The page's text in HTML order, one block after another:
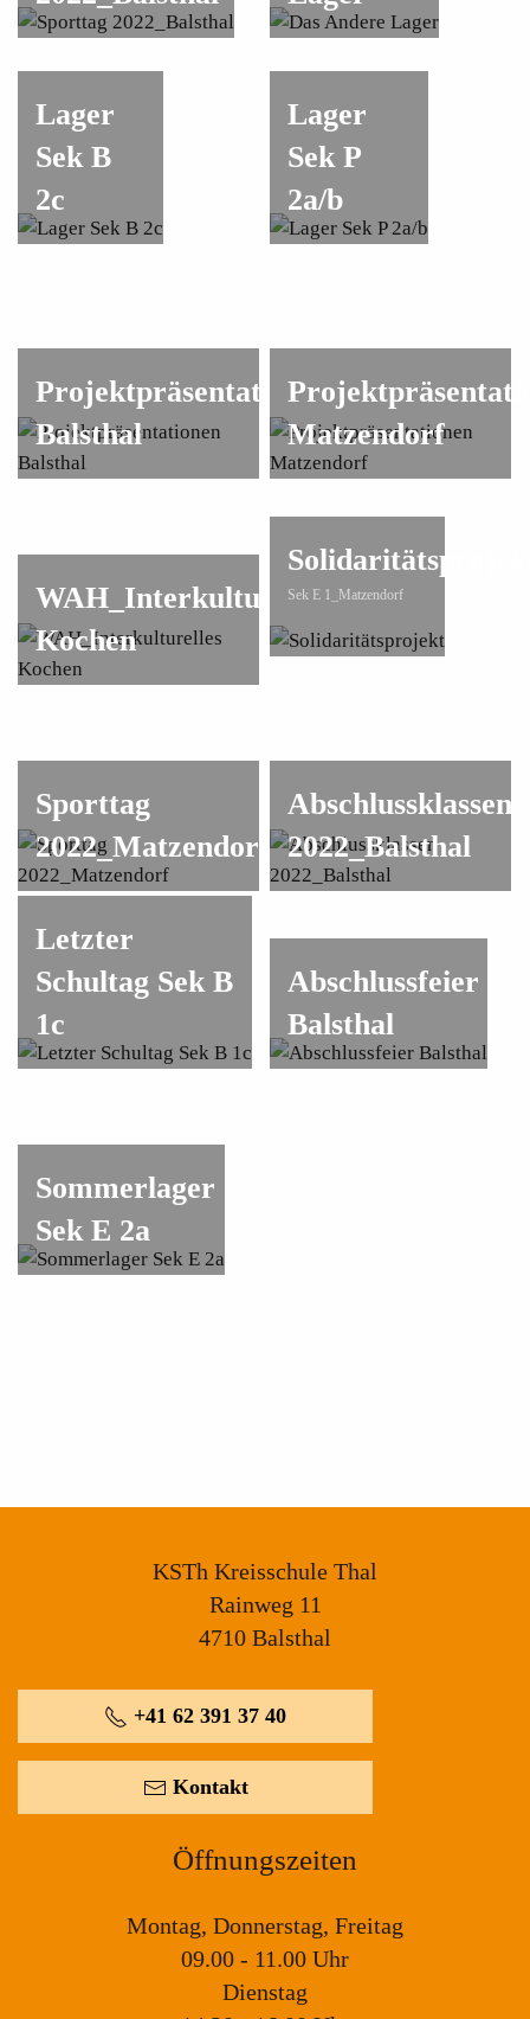
Lager
Sek B
2c
Lager
Sek P
2a/b
Projektpräsentationen
Balsthal
Matzendorf
WAH_Interkulturelles
Kochen
Sek E 1_Matzendorf
Sporttag
2022_Matzendorf
Abschlussklassen
2022_Balsthal
Letzter
Schultag Sek B
1c
Abschlussfeier
Balsthal
Sommerlager
Sek E 2a
KSTh Kreisschule Thal
Rainweg 11
4710 Balsthal
+41 62 391 37 40
Kontakt
Öffnungszeiten
Montag, Donnerstag, Freitag
09.00 - 11.00 Uhr
Dienstag